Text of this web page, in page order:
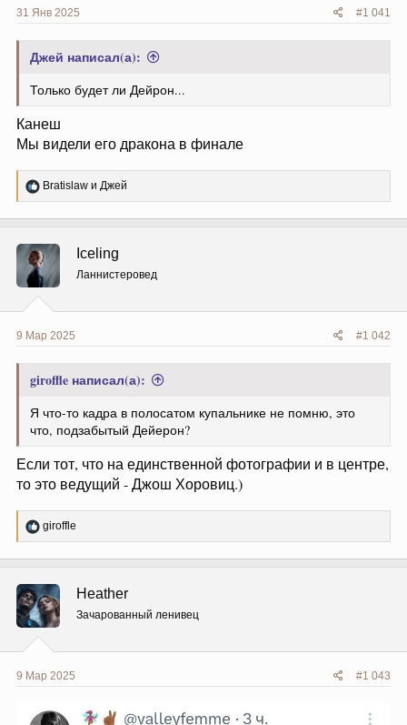
31 Янв 2025 #1 041
Джей написал(а):
Только будет ли Дейрон...
Канеш
Мы видели его дракона в финале
Р
е
ц
и
и
:
Bratislaw и Джей
Iceling
Ланнистеровед
9 Мар 2025 #1 042
giroffle написал(а):
Я что-то кадра в полосатом купальнике не помню, это
что, подзабытый Дейерон?
Если тот, что на единственной фотографии и в центре,
то это ведущий - Джош Хоровиц.)
Р
е
ц
и
и
:
giroffle
Heather
Зачарованный ленивец
9 Мар 2025 #1 043